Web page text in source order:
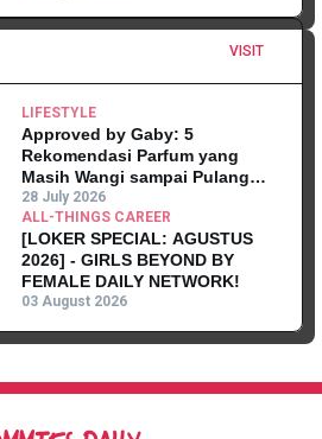
VISIT
LIFESTYLE
Approved by Gaby: 5
Rekomendasi Parfum yang
Masih Wangi sampai Pulang
Kantor
28 July 2026
ALL-THINGS CAREER
[LOKER SPECIAL: AGUSTUS
2026] - GIRLS BEYOND BY
FEMALE DAILY NETWORK!
03 August 2026